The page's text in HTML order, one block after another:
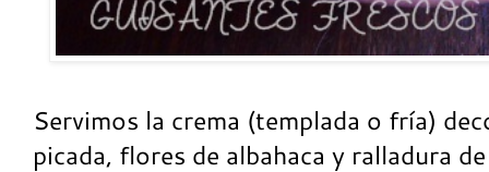
Servimos la crema (templada o fría)
picada, flores de albahaca y ralladura